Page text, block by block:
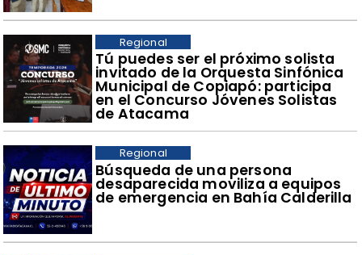
Tú puedes ser el próximo solista
invitado de la Orquesta Sinfónica
Municipal de Copiapó: participa
en el Concurso Jóvenes Solistas
de Atacama
Regional
Búsqueda de una persona
desaparecida moviliza a equipos
de emergencia en Bahía Calderilla
Regional